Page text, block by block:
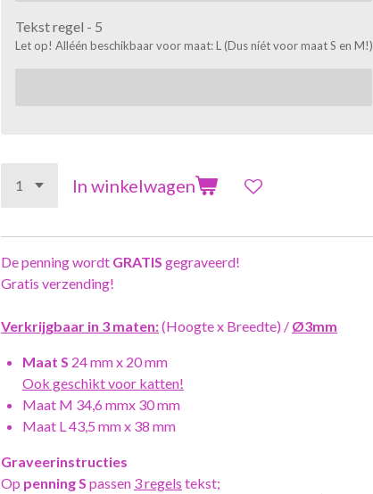
Tekst regel - 5
Let op! Alléén beschikbaar voor maat: L (Dus níét voor maat S en M!)
In winkelwagen
De penning wordt GRATIS gegraveerd!
Gratis verzending!
Verkrijgbaar in 3 maten:(Hoogte x Breedte) / Ø3mm
Maat S 24 mm x 20 mm
Ook geschikt voor katten!
Maat M 34,6 mmx 30 mm
Maat L 43,5 mm x 38 mm
Graveerinstructies
Op penning S passen 3 regels tekst;